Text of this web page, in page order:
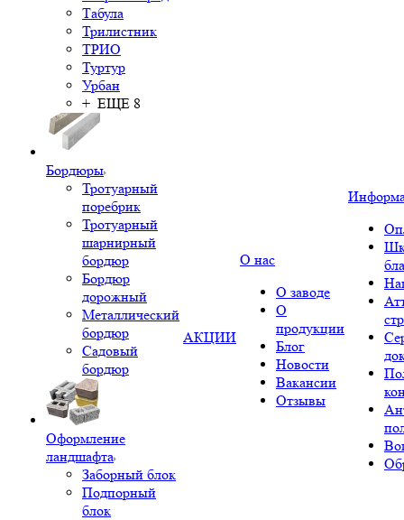
Табула
Трилистник
ТРИО
Туртур
Урбан
+ ЕЩЕ 8
Бордюры
Тротуарный
поребрик
Тротуарный
шарнирный
бордюр
Бордюр
дорожный
Металлический
бордюр
Садовый
бордюр
Оформление
ландшафта
Заборный блок
Подпорный
блок
АКЦИИ
О нас
О заводе
О
продукции
Блог
Новости
Вакансии
Отзывы